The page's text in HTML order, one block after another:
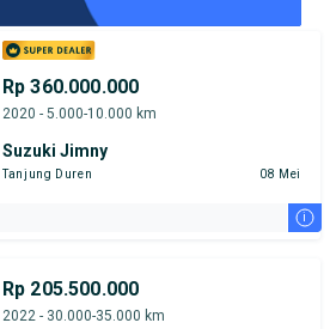
Rp 360.000.000
2020 - 5.000-10.000 km
Suzuki Jimny
Tanjung Duren 08 Mei
i
Rp 205.500.000
2022 - 30.000-35.000 km